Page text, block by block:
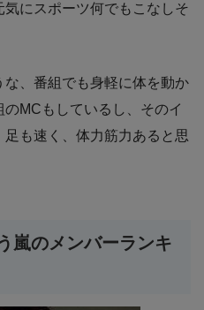
にスポーツ何でもこなしそ
な、番組でも身軽に体を動か
MCもしているし、そのイ
も速く、体力筋力あると思
嵐のメンバーランキ